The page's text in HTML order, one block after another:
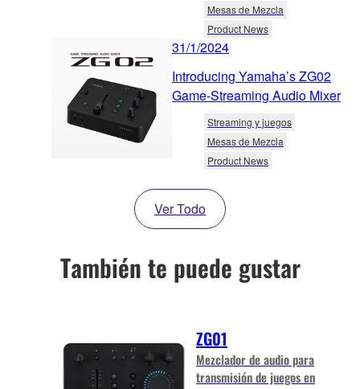
Mesas de Mezcla
Product News
31/1/2024
Introducing Yamaha’s ZG02
Game-Streaming Audio Mixer
Streaming y juegos
Mesas de Mezcla
Product News
Ver Todo
También te puede gustar
ZG01
Mezclador de audio para
transmisión de juegos en